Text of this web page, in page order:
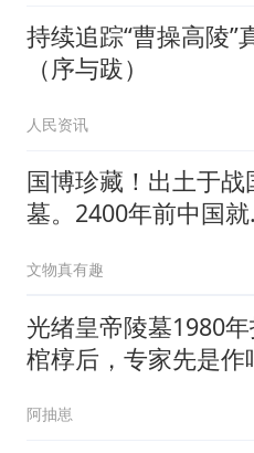
持续追踪“曹操高陵”
（序与跋）
人民资讯
国博珍藏！出土于战
墓。2400年前中国就
当“空调”用
文物真有趣
光绪皇帝陵墓1980
棺椁后，专家先是作
阿抽崽